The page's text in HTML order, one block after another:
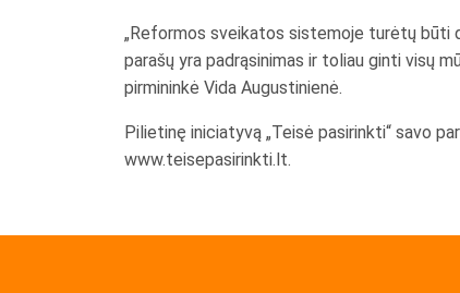
„Reformos sveikatos sistemoje turėtų būti
parašų yra padrąsinimas ir toliau ginti visų
pirmininkė Vida Augustinienė.
Pilietinę iniciatyvą „Teisė pasirinkti“ savo
www.teisepasirinkti.lt.